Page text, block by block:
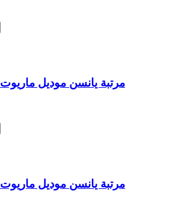
مرتبة يانسن موديل ماريوت 170*190*17 سم
مرتبة يانسن موديل ماريوت 160*200*17 سم